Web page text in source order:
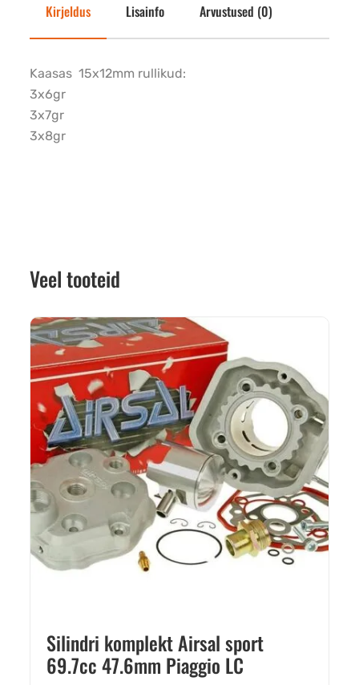
Kirjeldus Lisainfo Arvustused (0)
Kaasas 15x12mm rullikud:
3x6gr
3x7gr
3x8gr
Veel tooteid
Silindri komplekt Airsal sport
69.7cc 47.6mm Piaggio LC